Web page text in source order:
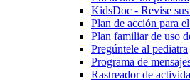
KidsDoc - Revise
Plan de acción para
Plan familiar de uso
Pregúntele al pediatra
Programa de
Rastre​​ador de